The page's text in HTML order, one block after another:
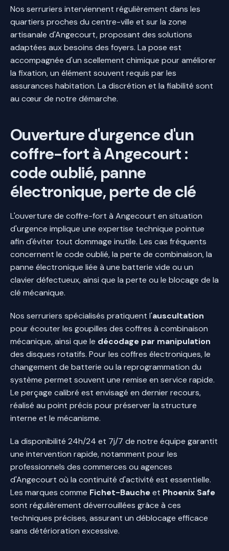
Nos serruriers interviennent régulièrement dans les
quartiers proches du centre-ville et sur la zone
artisanale d'Angecourt, proposant des solutions
adaptées aux besoins des foyers. La pose est
accompagnée d'un scellement chimique pour améliorer
la fixation, un élément souvent requis par les
assurances habitation. La discrétion et la fiabilité sont
au cœur de notre démarche.
Ouverture d'urgence d'un
coffre-fort à Angecourt :
code oublié, panne
électronique, perte de clé
L'ouverture de coffre-fort à Angecourt en situation
d'urgence implique une expertise technique pointue
afin d'éviter tout dommage inutile. Les cas fréquents
concernent le code oublié, la perte de combinaison, la
panne électronique liée à une batterie vide ou un
clavier défectueux, ainsi que la perte ou le blocage de la
clé mécanique.
Nos serruriers spécialisés pratiquent l'auscultation
pour écouter les goupilles des coffres à combinaison
mécanique, ainsi que le décodage par manipulation
des disques rotatifs. Pour les coffres électroniques, le
changement de batterie ou la reprogrammation du
système permet souvent une remise en service rapide.
Le perçage calibré est envisagé en dernier recours,
réalisé au point précis pour préserver la structure
interne et le mécanisme.
La disponibilité 24h/24 et 7j/7 de notre équipe garantit
une intervention rapide, notamment pour les
professionnels des commerces ou agences
d'Angecourt où la continuité d'activité est essentielle.
Les marques comme Fichet-Baucheet Phoenix Safe
sont régulièrement déverrouillées grâce à ces
techniques précises, assurant un déblocage efficace
sans détérioration excessive.